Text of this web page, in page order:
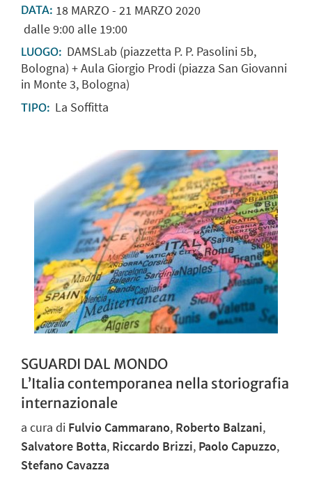
DATA: 18MARZO - 21 MARZO2020
dalle 9:00 alle 19:00
LUOGO: DAMSLab (piazzetta P. P. Pasolini 5b,
Bologna) + Aula Giorgio Prodi (piazza San Giovanni
in Monte 3, Bologna)
TIPO: La Soffitta
SGUARDI DAL MONDO
L’Italia contemporanea nella storiografia
internazionale
a cura di Fulvio Cammarano, Roberto Balzani,
Salvatore Botta, Riccardo Brizzi, Paolo Capuzzo,
Stefano Cavazza